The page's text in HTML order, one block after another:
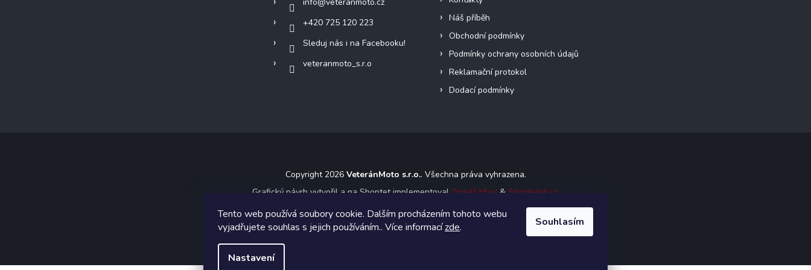
Tento web používá soubory cookie. Dalším procházením tohoto webu
vyjadřujete souhlas s jejich používáním.. Více informacízde.
Nastavení
Souhlasím
+420 725 120 223
Sleduj nás i na Facebooku!
veteranmoto_s.r.o
Náš příběh
Obchodní podmínky
Podmínky ochrany osobních údajů
Reklamační protokol
Dodací podmínky
Copyright 2026 VeteránMoto s.r.o.. Všechna práva vyhrazena.
Grafický návrh vytvořil a na Shoptet implementoval Tomáš Hlad & Shoptetak.cz.
Vytvořil Shoptet